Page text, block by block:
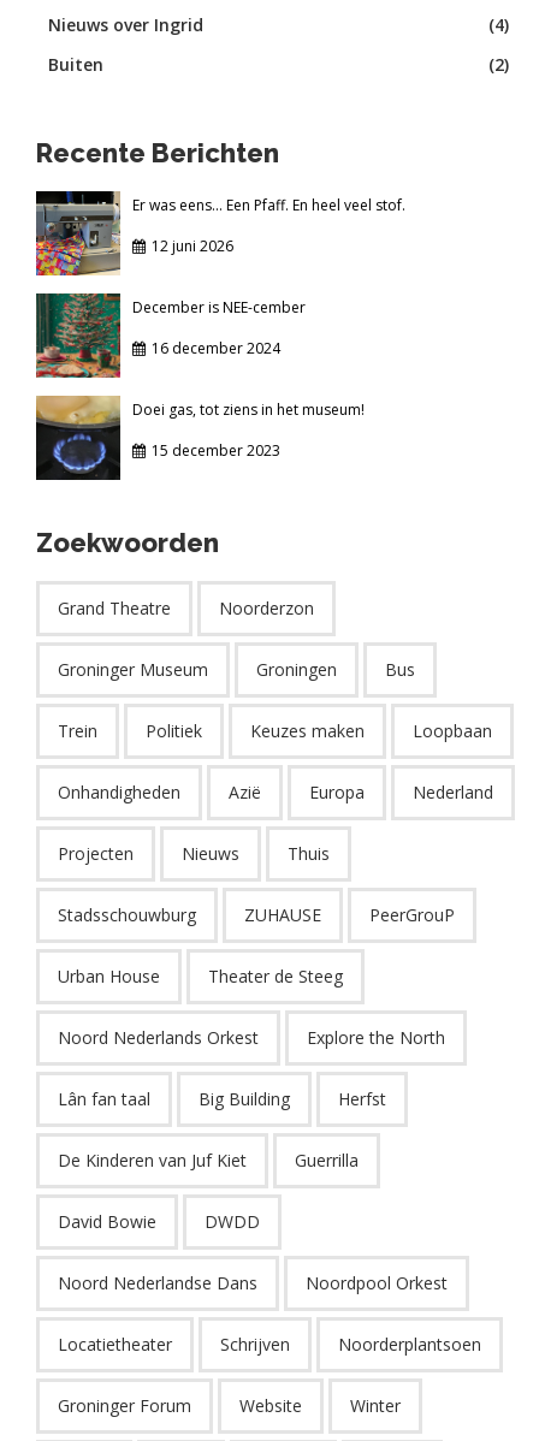
Nieuws over Ingrid
(4)
Buiten
(2)
Recente Berichten
Er was eens... Een Pfaff. En heel veel stof.
12 juni 2026
December is NEE-cember
16 december 2024
Doei gas, tot ziens in het museum!
15 december 2023
Zoekwoorden
Grand Theatre Noorderzon
Groninger Museum Groningen Bus
Trein Politiek Keuzes maken Loopbaan
Onhandigheden Azië Europa Nederland
Projecten Nieuws Thuis
Stadsschouwburg ZUHAUSE PeerGrouP
Urban House Theater de Steeg
Noord Nederlands Orkest Explore the North
Lân fan taal Big Building Herfst
De Kinderen van Juf Kiet Guerrilla
David Bowie DWDD
Noord Nederlandse Dans Noordpool Orkest
Locatietheater Schrijven Noorderplantsoen
Groninger Forum Website Winter